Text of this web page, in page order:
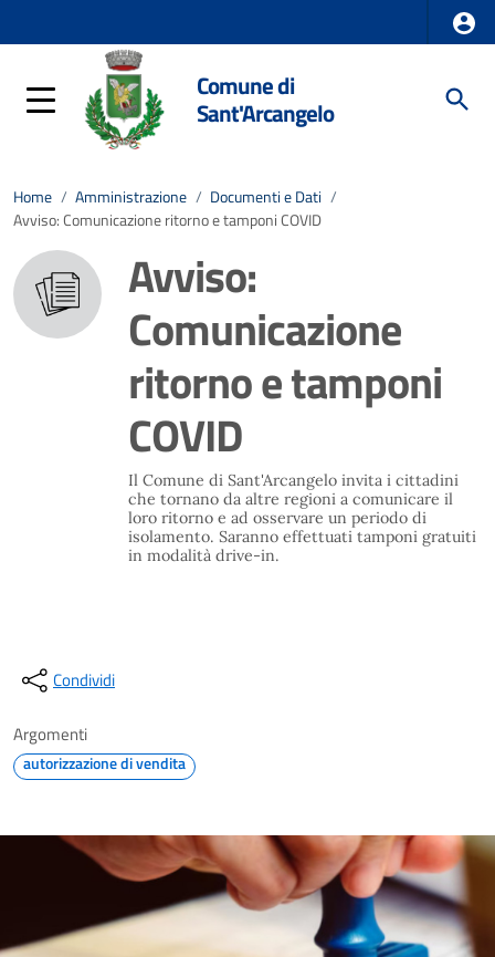
Comune di
Sant'Arcangelo
Home / Amministrazione / Documenti e Dati /
Avviso: Comunicazione ritorno e tamponi COVID
Avviso:
Comunicazione
ritorno e tamponi
COVID
Il Comune di Sant'Arcangelo invita i cittadini
che tornano da altre regioni a comunicare il
loro ritorno e ad osservare un periodo di
isolamento. Saranno effettuati tamponi gratuiti
in modalità drive-in.
Condividi
Argomenti
autorizzazione di vendita